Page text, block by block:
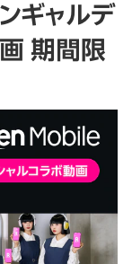
ギャルデ
画 期間限